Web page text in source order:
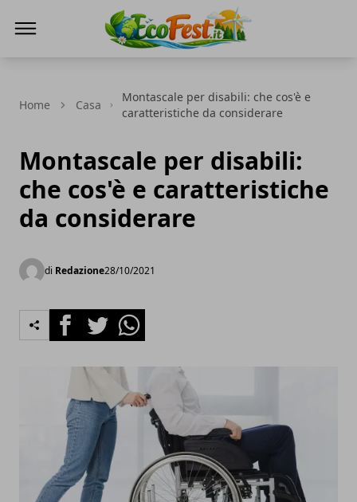
Home Casa
Montascale per disabili: che cos'è e
caratteristiche da considerare
Montascale per disabili:
che cos'è e caratteristiche
da considerare
di Redazione28/10/2021
FacebookTwitterWhatsapp